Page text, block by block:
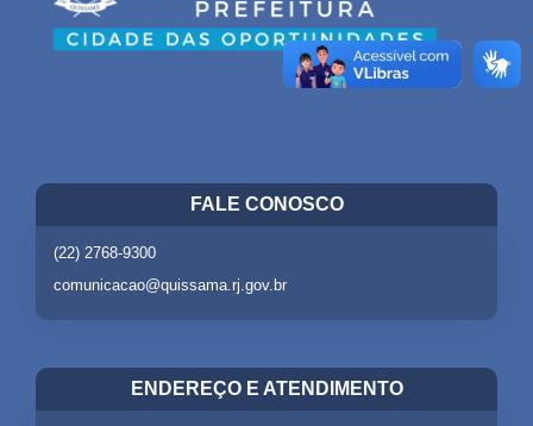
FALE CONOSCO
(22) 2768-9300
comunicacao@quissama.rj.gov.br
ENDEREÇO E ATENDIMENTO